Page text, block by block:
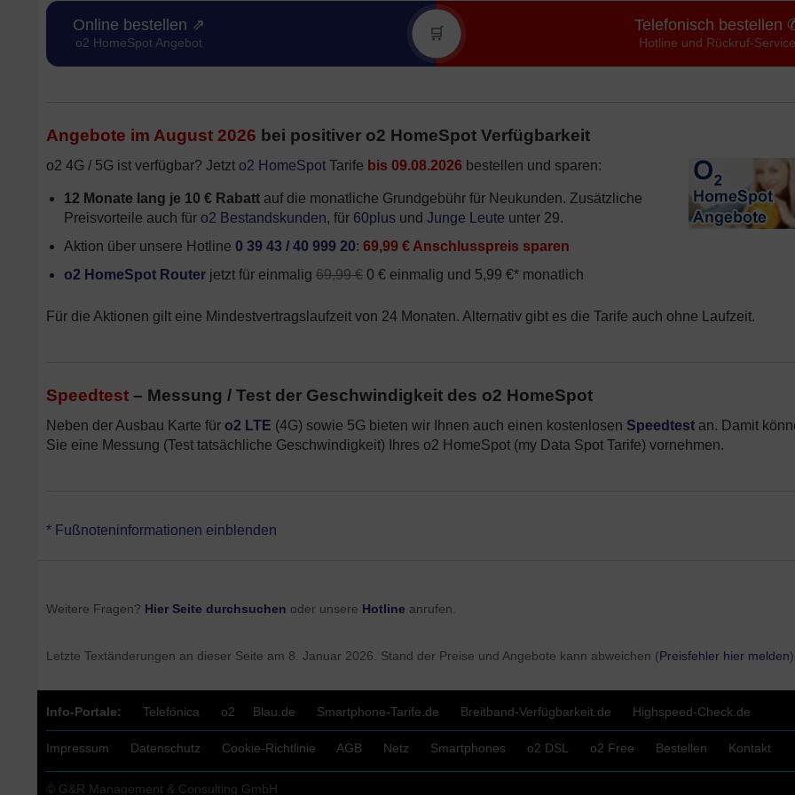
Online bestellen ⇗
o2 HomeSpot Angebot
🛒 Telefonisch bestellen
Hotline und Rückruf-Service
Angebote im August 2026 bei positiver o2 HomeSpot Verfügbarkeit
o2 4G / 5G ist verfügbar? Jetzt o2 HomeSpot Tarife bis 09.08.2026 bestellen und sparen:
12 Monate lang je 10 € Rabatt auf die monatliche Grundgebühr für Neukunden. Zusätzliche
Preisvorteile auch für o2 Bestandskunden, für 60plus und Junge Leute unter 29.
Aktion über unsere Hotline 0 39 43 / 40 999 20: 69,99 € Anschlusspreis sparen
o2 HomeSpot Router jetzt für einmalig 69,99 € 0 € einmalig und 5,99 €* monatlich
Für die Aktionen gilt eine Mindestvertragslaufzeit von 24 Monaten. Alternativ gibt es die Tarife auch ohne Laufzeit.
Speedtest – Messung / Test der Geschwindigkeit des o2 HomeSpot
Neben der Ausbau Karte für o2 LTE (4G) sowie 5G bieten wir Ihnen auch einen kostenlosen Speedtest an. Damit
Sie eine Messung (Test tatsächliche Geschwindigkeit) Ihres o2 HomeSpot (my Data Spot Tarife) vornehmen.
*Mit welcherInternet
Geschwindigkeit das o2 LTE Netz tatsächlich bei Ihnen verfügbar ist, erfahren Sie über die Ausbau Karte oben.
via Funk Tarifen und setzen eine entsprechende Verfügbarkeit / Netzabdeckung voraus.
* Fußnoteninformationen einblenden
Weitere Fragen? Hier Seite durchsuchen oder unsere Hotline anrufen.
Letzte Textänderungen an dieser Seite am 8. Januar 2026 . Stand der Preise und Angebote kann abweichen (Preisfehler hier melden
Info-Portale: Telefónica o2 Blau.de Smartphone-Tarife.de Breitband-Verfügbarkeit.de Highspeed-Check.de
Impressum Datenschutz Cookie-Richtlinie AGB Netz Smartphones o2 DSL o2 Free Bestellen Kontakt
© G&R Management & Consulting GmbH